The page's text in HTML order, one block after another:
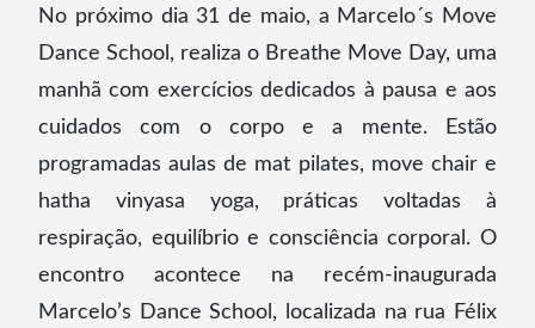
No próximo dia 31 de maio, a Marcelo´s Move
Dance School, realiza o Breathe Move Day, uma
manhã com exercícios dedicados à pausa e aos
cuidados com o corpo e a mente. Estão
programadas aulas de mat pilates, move chair e
hatha vinyasa yoga, práticas voltadas à
respiração, equilíbrio e consciência corporal. O
encontro acontece na recém-inaugurada
Marcelo’s Dance School, localizada na rua Félix